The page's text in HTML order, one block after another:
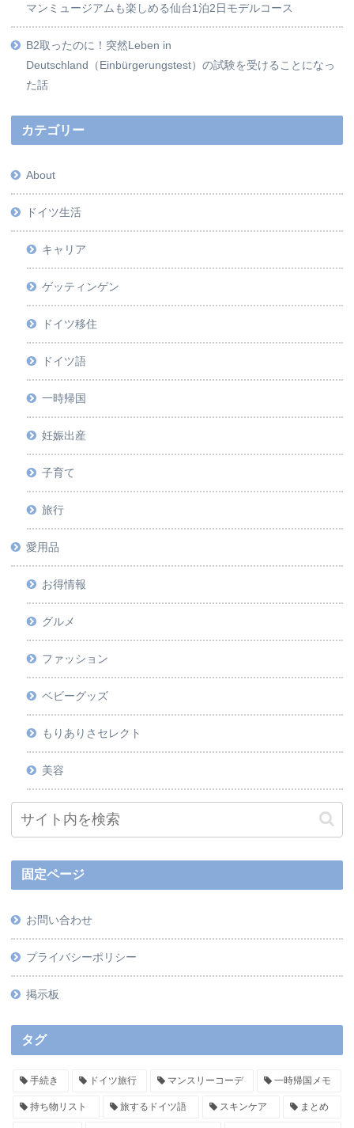
マンミュージアムも楽しめる仙台1泊2日モデルコース
B2取ったのに！突然Leben in
Deutschland（Einbürgerungstest）の試験を受けることになっ
た話
カテゴリー
About
ドイツ生活
キャリア
ゲッティンゲン
ドイツ移住
ドイツ語
一時帰国
妊娠出産
子育て
旅行
愛用品
お得情報
グルメ
ファッション
ベビーグッズ
もりありさセレクト
美容
固定ページ
お問い合わせ
プライバシーポリシー
掲示板
タグ
手続き ドイツ旅行 マンスリーコーデ 一時帰国メモ
持ち物リスト 旅するドイツ語 スキンケア まとめ